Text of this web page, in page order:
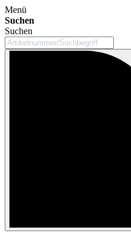
Menü
Suchen
Suchen